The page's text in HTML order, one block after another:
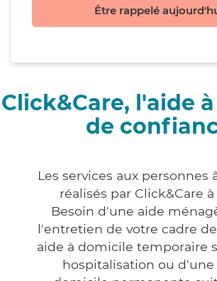
Être rappelé
Click&Care, l'aide
de
Les services aux personnes
réalisés par Click&Care à
Besoin d'une aide
l'entretien de votre cadre
aide à domicile temporaire
hospitalisation ou d'une